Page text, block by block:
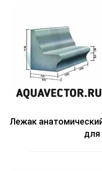
Лежак
для